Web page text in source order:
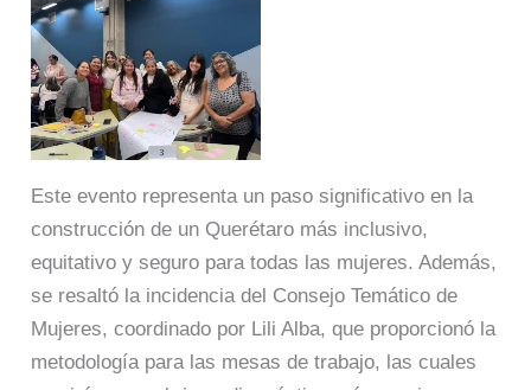
Este evento representa un paso significativo en la
construcción de un Querétaro más inclusivo,
equitativo y seguro para todas las mujeres. Además,
se resaltó la incidencia del Consejo Temático de
Mujeres, coordinado por Lili Alba, que proporcionó la
metodología para las mesas de trabajo, las cuales